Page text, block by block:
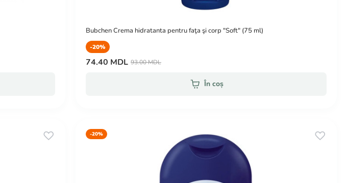
Bubchen Crema hidratanta pentru faţa şi corp "Soft" (75 ml)
-20%
74.40 MDL 93.00 MDL
În coș
-20%